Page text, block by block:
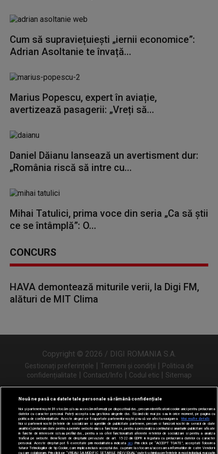
Cum să supraviețuiești „iernii economice”:
Adrian Asoltanie te învață...
Marius Popescu, expert în aviație,
avertizează pasagerii: „Vreți să...
Daniel Dăianu lansează un avertisment dur:
„România riscă să intre cu...
Mihai Tatulici, prima voce din seria „Ca să știi
ce se întâmplă”: O...
CONCURS
HAVA demontează miturile verii, la Digi FM,
alături de MIT Clima
Copyright © 2026 / DIGI ROMANIA S.A.
Gestionați preferințele | Termeni și condiții | Politica de
confidențialitate | Contact/Info | Codul etic | Sitemap
Urmărește-ne și pe
Nouă ne pasă ca datele tale personale să rămână confidențiale
Noi și partenerii noștri31 stocăm și/sau accesăm informații pe dispozitivul dvs., precum identificatorii cookie unici pentru prelucrarea
datelor cu caracter personal. Puteți accepta sau gestiona alegerile dvs. făcând clic mai jos sau în orice moment, pe pagina cu
politica de confidențialitate. Aceste alegeri vor fi raportate partenerilor noștri și nu vă vor afecta navigarea.
Mai multe detalii
Noi si partenerii nostri (retelele de socializare si agentiile de publicitate partenere, precum si furnizorii nostri de servicii de date
analitice) prelucram date pentru a permite website-ului sa functioneze, pentru a personaliza continutul si anunturile publicitare afisate
in functie de interesele si/sau profilul dvs., pentru a va oferi functionalitati aferente retelelor de socializare si pentru a analiza
traficul pe website. Beneficiati de drepturile prevazute de art. 15-22 din GDPR in legatura cu prelucrarea datelor cu caracter
personal. Aceste drepturi pot fi exercitate prin modalitatea indicata aici. Prin click pe “ACCEPT TOATE”, acceptati folosirea
tuturor Tehnologiilor de tip Cookie, care implica inclusiv acceptul dvs. cu privire la stocarea/accesarea informatiilor de catre Vendor-ii
cu care colaboram. Prin click pe “VREAU SA MODIFIC SETARILE INDIVIDUAL” puteti schimba preferintele in mod individual, mai putin